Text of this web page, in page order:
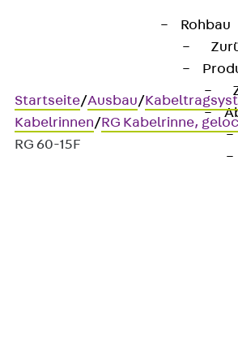
Rohbau
Startseite/Ausbau/
Kabelrinnen/RG Kabelrinne,
RG 60-15F
Kabelrinne,